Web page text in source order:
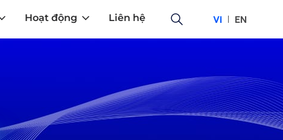
Hoạt động Liên hệ VI EN